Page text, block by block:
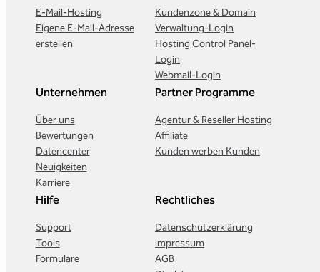
E-Mail-Hosting
Eigene E-Mail-Adresse
erstellen
Kundenzone & Domain
Verwaltung-Login
Hosting Control Panel-
Login
Webmail-Login
Unternehmen
Über uns
Bewertungen
Datencenter
Neuigkeiten
Karriere
Partner Programme
Agentur & Reseller Hosting
Affiliate
Kunden werben Kunden
Hilfe
Support
Tools
Formulare
Rechtliches
Datenschutzerklärung
Impressum
AGB